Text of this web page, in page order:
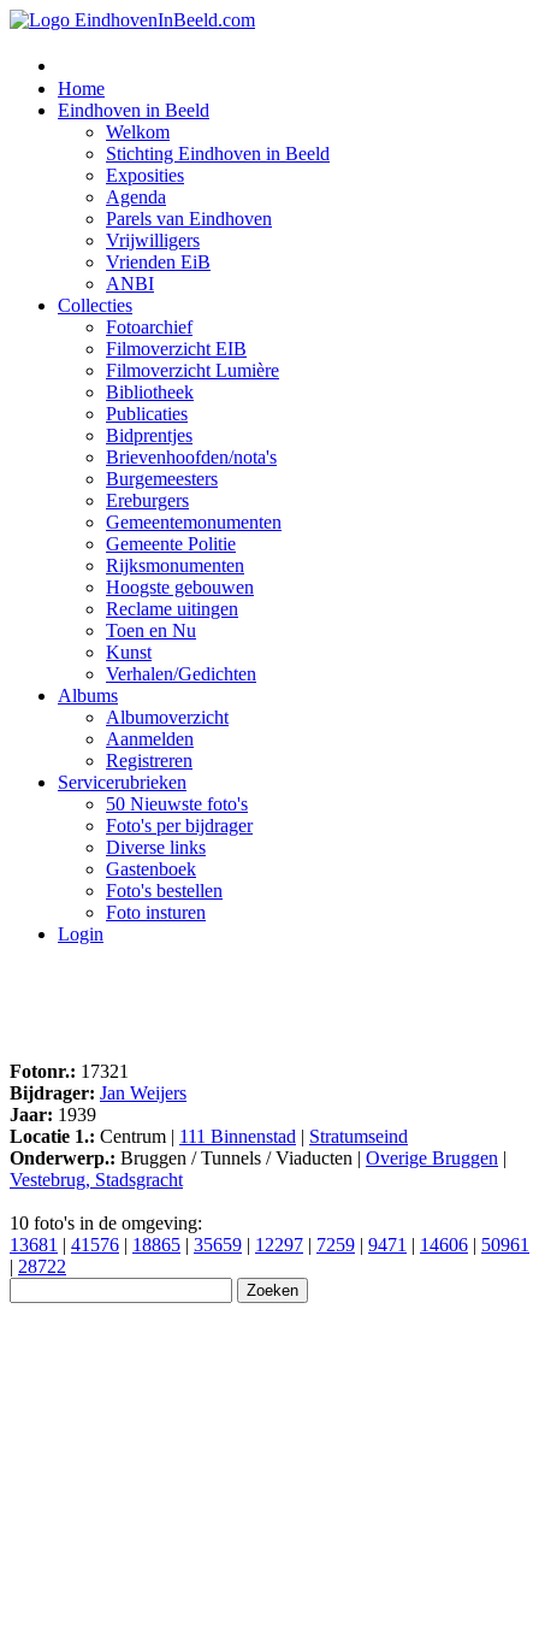
Home
Eindhoven in Beeld
Welkom
Stichting Eindhoven in Beeld
Exposities
Agenda
Parels van Eindhoven
Vrijwilligers
Vrienden EiB
ANBI
Collecties
Fotoarchief
Filmoverzicht EIB
Filmoverzicht Lumière
Bibliotheek
Publicaties
Bidprentjes
Brievenhoofden/nota's
Burgemeesters
Ereburgers
Gemeentemonumenten
Gemeente Politie
Rijksmonumenten
Hoogste gebouwen
Reclame uitingen
Toen en Nu
Kunst
Verhalen/Gedichten
Albums
Albumoverzicht
Aanmelden
Registreren
Servicerubrieken
50 Nieuwste foto's
Foto's per bijdrager
Diverse links
Gastenboek
Foto's bestellen
Foto insturen
Login
Fotonr.: 17321
Bijdrager: Jan Weijers
Jaar: 1939
Locatie 1.: Centrum | 111 Binnenstad | Stratumseind
Onderwerp.: Bruggen / Tunnels / Viaducten | Overige Bruggen |
Vestebrug, Stadsgracht
10 foto's in de omgeving:
13681 | 41576 | 18865 | 35659 | 12297 | 7259 | 9471 | 14606 | 50961
| 28722